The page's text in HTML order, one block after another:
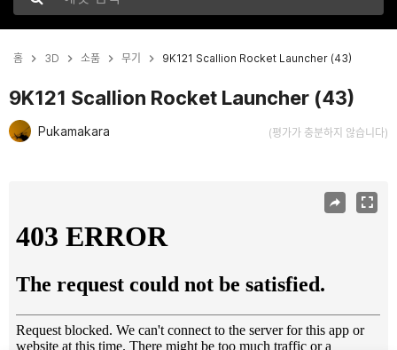
에셋 검색
홈 3D 소품 무기 9K121 Scallion Rocket Launcher (43)
9K121 Scallion Rocket Launcher (43)
Pukamakara (평가가 충분하지 않습니다)